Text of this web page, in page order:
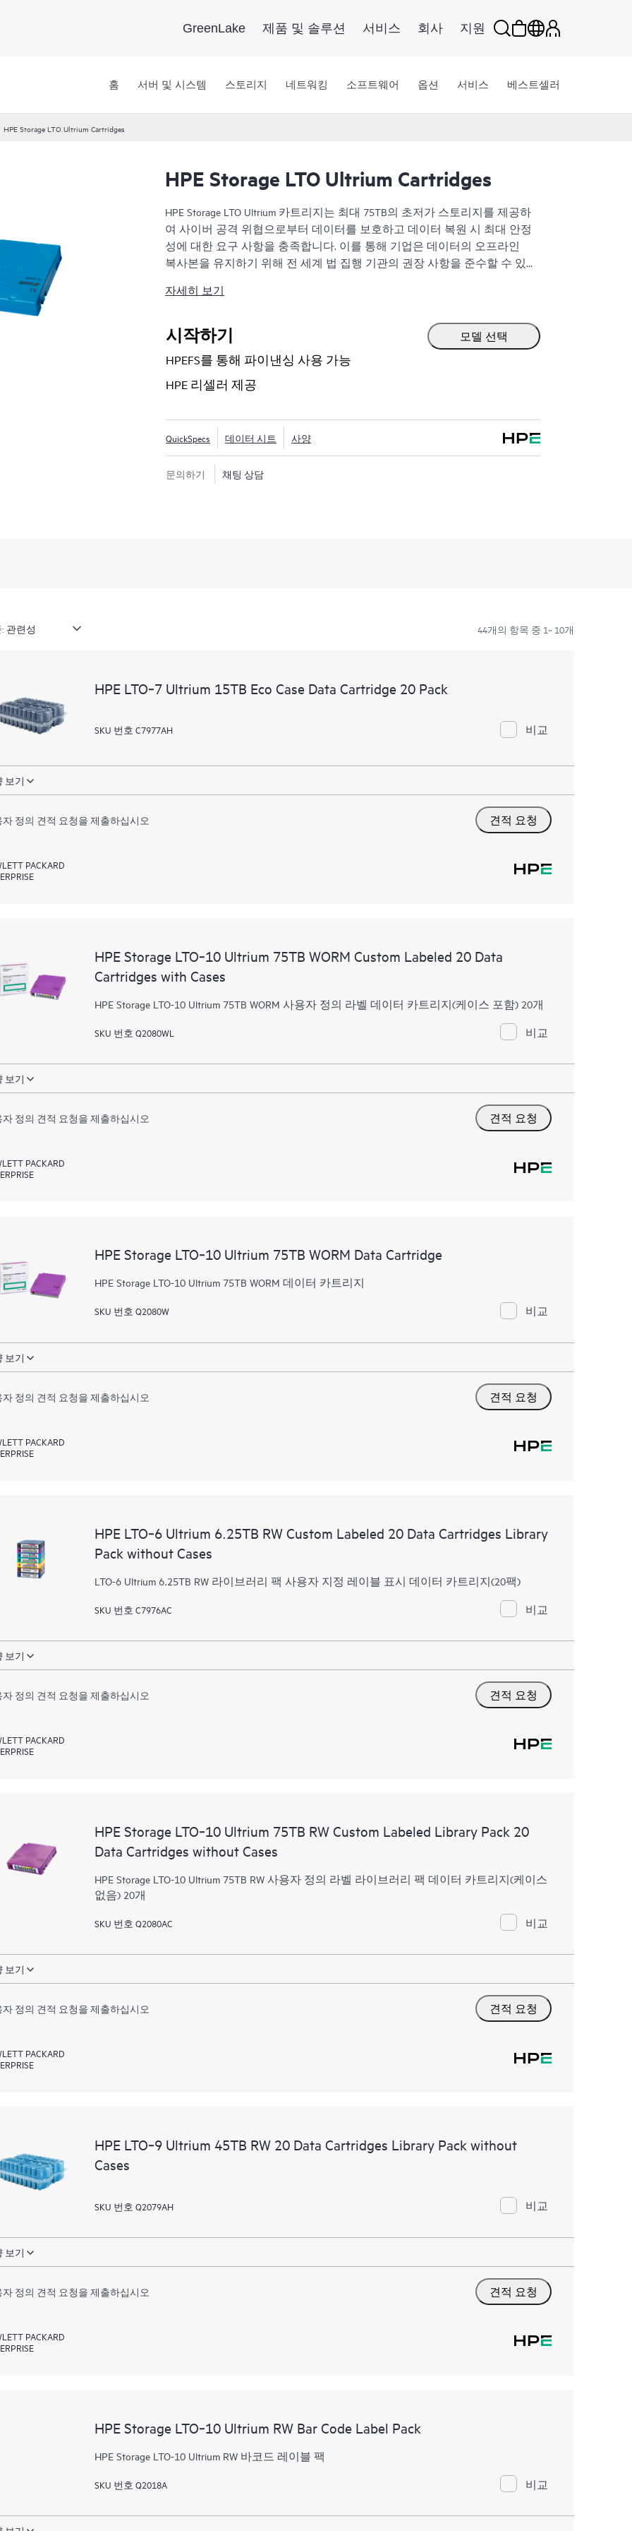
GreenLake 제품 및 솔루션 서비스 회사 지원
홈 서버 및 시스템 스토리지 네트워킹 소프트웨어 옵션 서비스 베스트셀러
HPE Storage LTO Ultrium Cartridges
HPE Storage LTO Ultrium Cartridges
HPE Storage LTO Ultrium 카트리지는 최대 75TB의 초저가 스토리지를 제공하
여 사이버 공격 위협으로부터 데이터를 보호하고 데이터 복원 시 최대 안정
성에 대한 요구 사항을 충족합니다. 이를 통해 기업은 데이터의 오프라인
복사본을 유지하기 위해 전 세계 법 집행 기관의 권장 사항을 준수할 수 있
대 400MB/초의 기본 전송 속도를 제공하므로 모든 예산에 적합한 플랫폼을
급 데이터 보안 성능이 제공되며, 엄격한 업계 규정을 준수하여 데이터의
무단 액세스를 방지할 수 있습니다. 선형 테이프 파일 시스템(LTFS)을 통해,
다른 공유 가능한 이동식 미디어(USB 드라이브)를 사용하는 것처럼 테이프
를 쉽고 유연하며 직관적으로 휴대해서 사용할 수 있습니다. 또한 저장 중
자세히 보기
시작하기
HPEFS를 통해 파이낸싱 사용 가능
HPE 리셀러 제공
모델 선택
QuickSpecs 데이터 시트 사양
문의하기 채팅 상담
44개의 항목 중 1~ 10개
HPE LTO‑7 Ultrium 15TB Eco Case Data Cartridge 20 Pack
SKU 번호 C7977AH 비교
보기
자 정의 견적 요청을 제출하십시오 견적 요청
PACKARD
HPE Storage LTO‑10 Ultrium 75TB WORM Custom Labeled 20 Data
Cartridges with Cases
HPE Storage LTO-10 Ultrium 75TB WORM 사용자 정의 라벨 데이터 카트리지(케이스 포함) 20개
SKU 번호 Q2080WL 비교
보기
자 정의 견적 요청을 제출하십시오 견적 요청
PACKARD
HPE Storage LTO‑10 Ultrium 75TB WORM Data Cartridge
HPE Storage LTO-10 Ultrium 75TB WORM 데이터 카트리지
SKU 번호 Q2080W 비교
보기
자 정의 견적 요청을 제출하십시오 견적 요청
PACKARD
HPE LTO‑6 Ultrium 6.25TB RW Custom Labeled 20 Data Cartridges Library
Pack without Cases
LTO-6 Ultrium 6.25TB RW 라이브러리 팩 사용자 지정 레이블 표시 데이터 카트리지(20팩)
SKU 번호 C7976AC 비교
보기
자 정의 견적 요청을 제출하십시오 견적 요청
PACKARD
HPE Storage LTO‑10 Ultrium 75TB RW Custom Labeled Library Pack 20
Data Cartridges without Cases
HPE Storage LTO-10 Ultrium 75TB RW 사용자 정의 라벨 라이브러리 팩 데이터 카트리지(케이스
없음) 20개
SKU 번호 Q2080AC 비교
보기
자 정의 견적 요청을 제출하십시오 견적 요청
PACKARD
HPE LTO‑9 Ultrium 45TB RW 20 Data Cartridges Library Pack without
Cases
SKU 번호 Q2079AH 비교
보기
자 정의 견적 요청을 제출하십시오 견적 요청
PACKARD
HPE Storage LTO‑10 Ultrium RW Bar Code Label Pack
HPE Storage LTO-10 Ultrium RW 바코드 레이블 팩
SKU 번호 Q2018A 비교